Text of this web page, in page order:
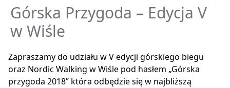
Górska Przygoda – Edycja V
w Wiśle
Zapraszamy do udziału w V edycji górskiego biegu
oraz Nordic Walking w Wiśle pod hasłem „Górska
przygoda 2018” która odbędzie się w najbliższą